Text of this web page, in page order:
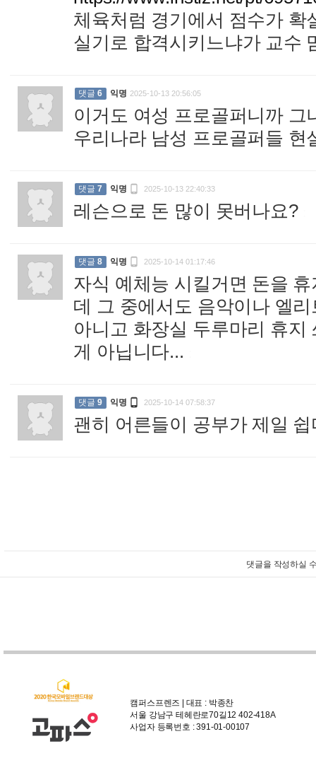
체육처럼 경기에서 점수가 확
실기로 합격시키느냐가 교수
댓글 6 익명 2025-10-13 20:56:05
이거도 여성 프로골퍼니까 그
우리나라 남성 프로골퍼들
댓글 7 익명  2025-10-13 22:40:33
레슨으로 돈 많이 못버나요?
댓글 8 익명  2025-10-14 01:17:46
자식 예체능 시킬거면 돈을
데 그 중에서도 음악이나 엘
아니고 화장실 두루마리 휴
게 아닙니다...
댓글 9 익명  2025-10-14 07:58:37
괜히 어른들이 공부가 제일
댓글을 작성하실
캠퍼스프렌즈 | 대표 : 박종찬
서울 강남구 테헤란로70길12 402-418A
사업자 등록번호 : 391-01-00107